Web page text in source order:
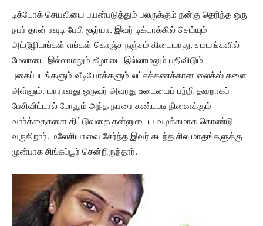
டிக்டோக் செயலியை பயன்படுத்தும் பலருக்கும் நன்கு தெரிந்த ஒரு
நபர் தான் ரவுடி பேபி சூர்யா. இவர் டிக்டாக்கில் செய்யும்
அட்டூழியங்கள் எங்கள் கொஞ்ச நஞ்சம் கிடையாது. சமயங்களில்
மேலாடை இல்லாமலும் கீழாடை இல்லாமலும் பதிவிடும்
புகைப்படங்களும் வீடியோக்களும் லட்சக்கணக்கான லைக்ஸ் களை
அள்ளும். யாராவது ஒருவர் அவரது உடையைப் பற்றி தவறாகப்
பேசிவிட்டால் போதும் அந்த நபரை கண்டபடி நினைக்கும்
வார்த்தைகளை திட்டுவதை தன்னுடைய வழக்கமாக கொண்டு
வருகிறார். மலேசியாவை சேர்ந்த இவர் கடந்த சில மாதங்களுக்கு
முன்பாக சிங்கப்பூர் சென்றிருந்தார்.